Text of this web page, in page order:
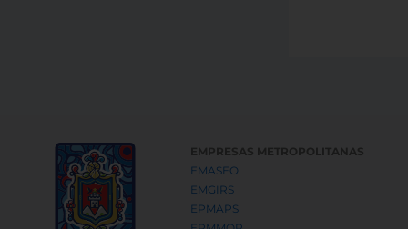
EMPRESAS METROPOLITANAS
EMASEO
EMGIRS
EPMAPS